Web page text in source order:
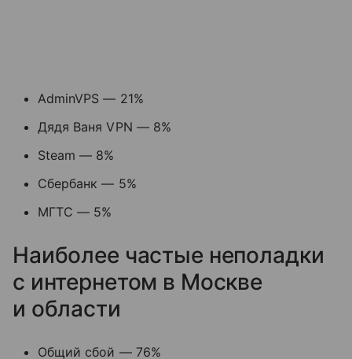
AdminVPS — 21%
Дядя Ваня VPN — 8%
Steam — 8%
Сбербанк — 5%
МГТС — 5%
Наиболее частые неполадки
с интернетом в Москве
и области
Общий сбой — 76%